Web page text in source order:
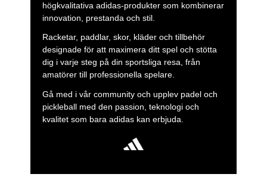
högkvalitativa adidas-produkter som kombinerar
innovation, prestanda och stil.
Racketar, paddlar, skor, kläder och tillbehör
designade för att maximera ditt spel och stötta
dig i varje steg på din sportsliga resa, från
amatörer till professionella spelare.
Gå med i vår community och upplev padel och
pickleball med den passion, teknologi och
kvalitet som bara adidas kan erbjuda.